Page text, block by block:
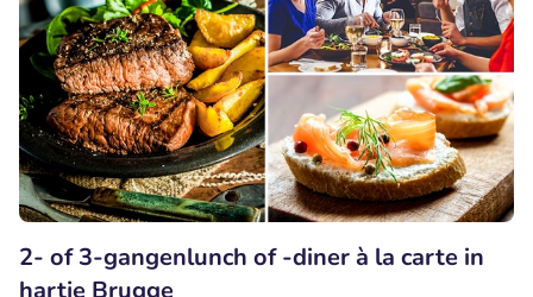
2- of 3-gangenlunch of -diner à la carte in
hartje Brugge